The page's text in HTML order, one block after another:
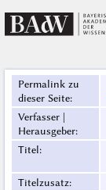
Permalink zu
dieser Seite:
Verfasser |
Herausgeber:
Titel:
Titelzusatz: